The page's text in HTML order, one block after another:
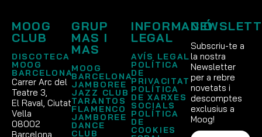
MOOG
CLUB
DISCOTECA
MOOG
BARCELONA
Carrer Arc del
Teatre 3,
El Raval, Ciutat
Vella
08002
Barcelona
GRUP
MAS I
MAS
MOOG
BARCELONA
JAMBOREE
JAZZ CLUB
TARANTOS
FLAMENCO
JAMBOREE
DANCE
CLUB
INFORMACIÓ
LEGAL
AVÍS LEGAL
POLÍTICA
DE
PRIVACITAT
POLÍTICA
DE XARXES
SOCIALS
POLÍTICA
DE
COOKIES
Subscriu-te a
la nostra
Newsletter
per a rebre
novetats i
descomptes
exclusius a
Moog!